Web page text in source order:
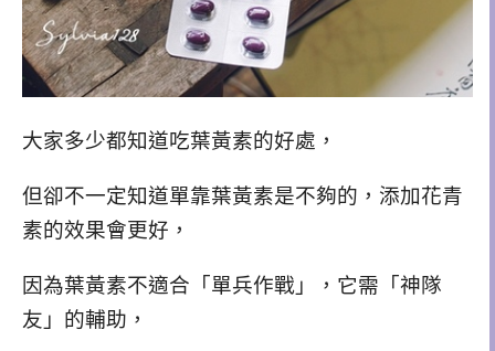
大家多少都知道吃葉黃素的好處，
但卻不一定知道單靠葉黃素是不夠的，添加花青
素的效果會更好，
因為葉黃素不適合「單兵作戰」，它需「神隊
友」的輔助，